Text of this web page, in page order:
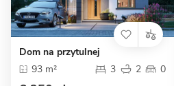
Dom na przytulnej
93 m²
3 2 0